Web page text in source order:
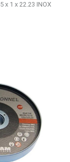
x 1 x 22.23 INOX